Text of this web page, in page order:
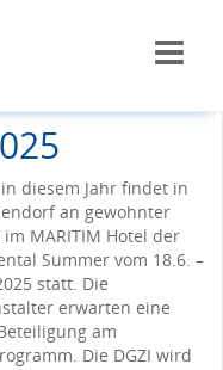
diesem Jahr findet in
an gewohnter
im MARITIM Hotel der
Summer vom 18.6. –
statt. Die
erwarten eine
am
Die DGZI wird